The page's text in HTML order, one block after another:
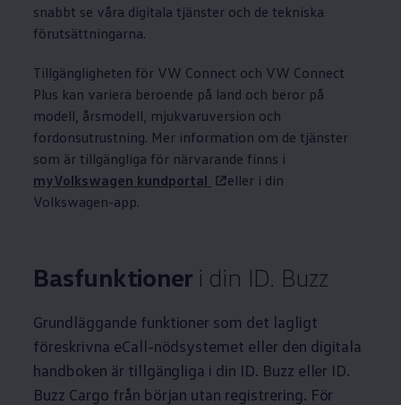
snabbt se våra digitala tjänster och de tekniska
förutsättningarna.
Tillgängligheten för VW Connect och VW Connect
Plus kan variera beroende på land och beror på
modell, årsmodell, mjukvaruversion och
fordonsutrustning. Mer information om de tjänster
som är tillgängliga för närvarande finns i
myVolkswagen kundportal
eller i din
Volkswagen-app.
Basfunktioner i din ID. Buzz
Grundläggande funktioner som det lagligt
föreskrivna eCall-nödsystemet eller den digitala
handboken är tillgängliga i din ID. Buzz eller ID.
Buzz Cargo från början utan registrering. För